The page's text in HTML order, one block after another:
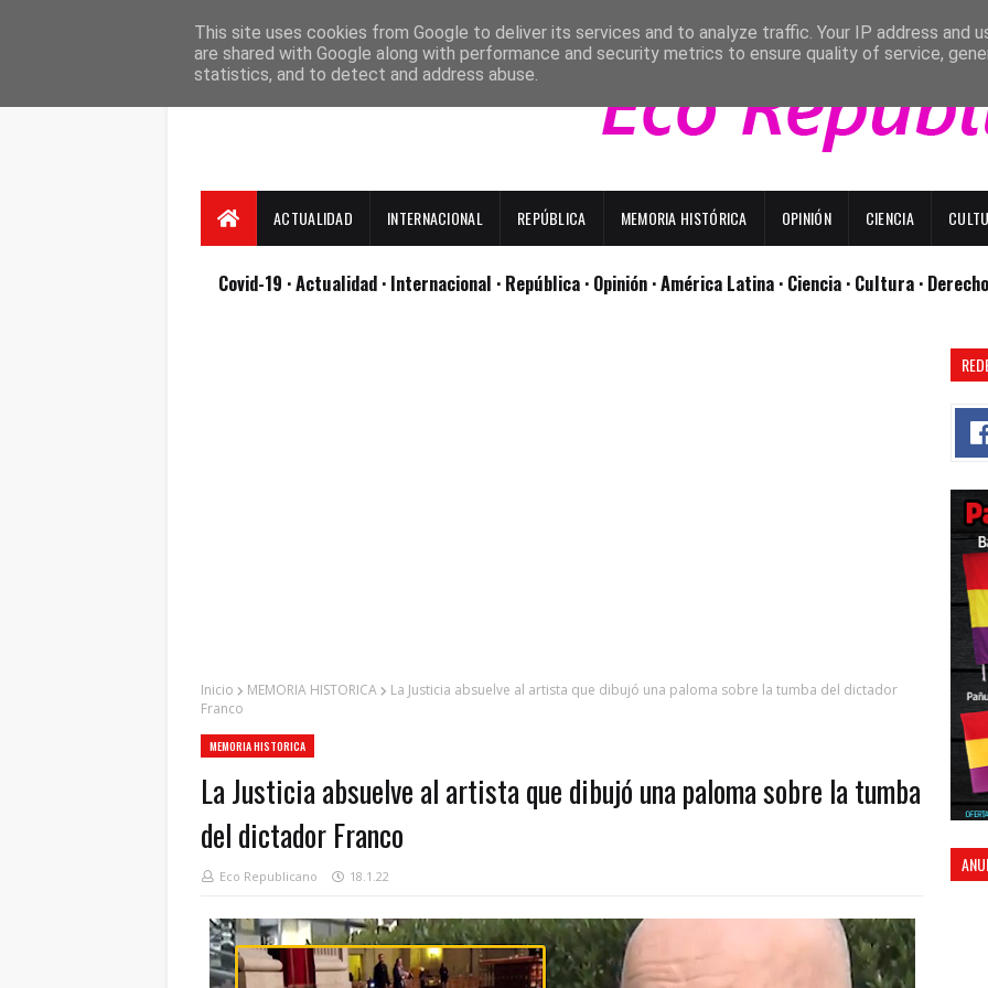
ACTUALIDAD INTERNACIONAL REPÚBLICA MEMORIA HISTÓRICA OPINIÓN CIENCIA
Covid-19 · Actualidad · Internacional · República · Opinión · América Latina · Ciencia · Cultura ·
Inicio MEMORIA HISTORICA
La Justicia absuelve al artista que dibujó una paloma sobre la tumba del dictador
Franco
MEMORIA HISTORICA
La Justicia absuelve al artista que dibujó una paloma sobre la tumba
del dictador Franco
Eco Republicano 18.1.22
This site uses cookies from Google to deliver its services and to analyze traffic. Your IP address and
are shared with Google along with performance and security metrics to ensure quality of service,
statistics, and to detect and address abuse.